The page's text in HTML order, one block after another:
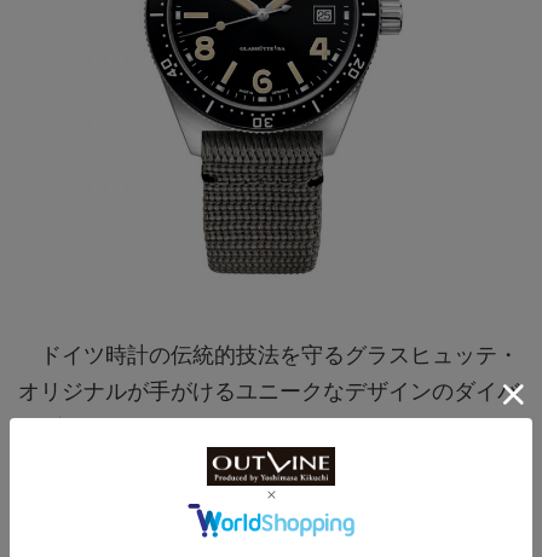
ドイツ時計の伝統的技法を守るグラスヒュッテ・
オリジナルが手がけるユニークなデザインのダイバ
ポリッシュとサテンを使い分けたケースにガルバ
ニックブラックの文字盤を合わせ、大きくレタリン
グされたスーパールミノバインデックスがインパク